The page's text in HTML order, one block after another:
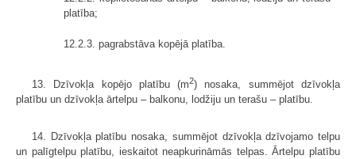
platība;
12.2.3. pagrabstāva kopējā platība.
13. Dzīvokļa kopējo platību (m2) nosaka, summējot dzīvokļa
platību un dzīvokļa ārtelpu – balkonu, lodžiju un terašu – platību.
14. Dzīvokļa platību nosaka, summējot dzīvokļa dzīvojamo telpu
un palīgtelpu platību, ieskaitot neapkurināmās telpas. Ārtelpu platību